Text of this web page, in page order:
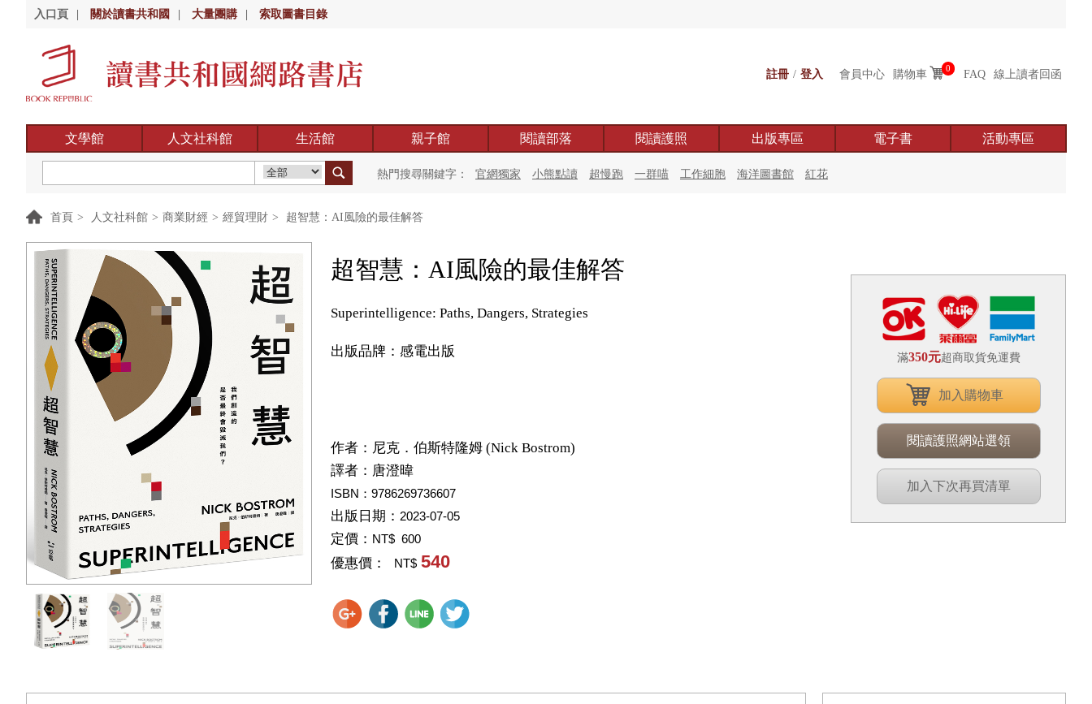
入口頁 關於讀書共和國 大量團購 索取圖書目錄
註冊 / 登入 會員中心 購物車 0 FAQ 線上讀者回函
文學館 人文社科館 生活館 親子館 閱讀部落 閱讀護照 出版專區 電子書 活動專區
熱門搜尋關鍵字： 官網獨家 小熊點讀 超慢跑 一群喵 工作細胞 海洋圖書館 紅花
首頁 > 人文社科館 > 商業財經 > 經貿理財 > 超智慧：AI風險的最佳解答
超智慧：AI風險的最佳解答
Superintelligence: Paths, Dangers, Strategies
出版品牌：感電出版
作者： 尼克．伯斯特隆姆 (Nick Bostrom)
譯者： 唐澄暐
ISBN：9786269736607
出版日期： 2023-07-05
定價： NT$ 600
優惠價： NT$ 540
滿350元超商取貨免運費
加入購物車
閱讀護照網站選領
加入下次再買清單